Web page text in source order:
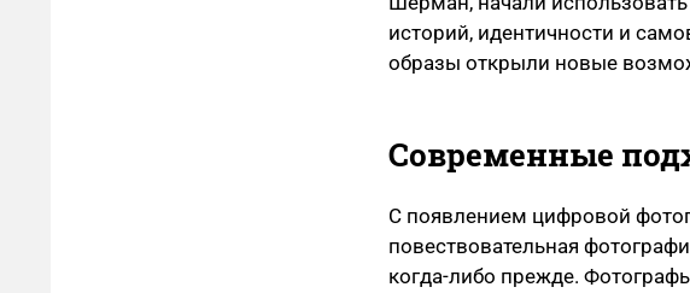
историй, идентичности и
образы открыли новые
Современные
С появлением цифровой
повествовательная
когда-либо прежде.